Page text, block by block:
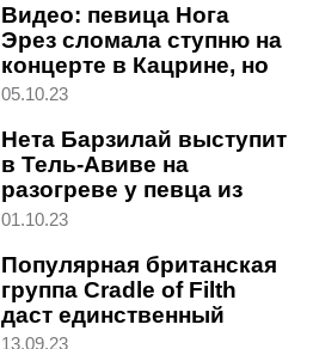
Видео: певица Нога
Эрез сломала ступню на
концерте в Кацрине, но
продолжила выступать
05.10.23
Нета Барзилай выступит
в Тель-Авиве на
разогреве у певца из
США
01.10.23
Популярная британская
группа Cradle of Filth
даст единственный
концерт в Израиле
13.09.23